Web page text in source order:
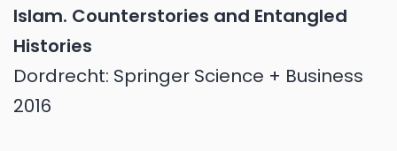
Islam. Counterstories and Entangled
Histories
Dordrecht: Springer Science + Business
2016